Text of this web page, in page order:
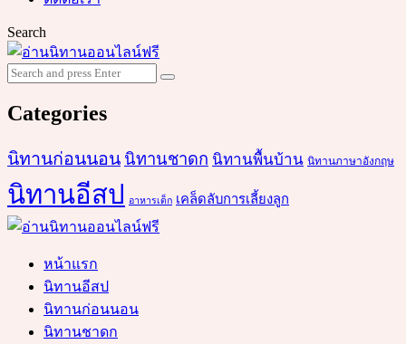
Search
Search
for:
Search
Categories
นิทานก่อนนอน นิทานชาดก นิทานพื้นบ้าน นิทานภาษาอังกฤษ
นิทานอีสป อาหารเด็ก เคล็ดลับการเลี้ยงลูก
หน้าแรก
นิทานอีสป
นิทานก่อนนอน
นิทานชาดก